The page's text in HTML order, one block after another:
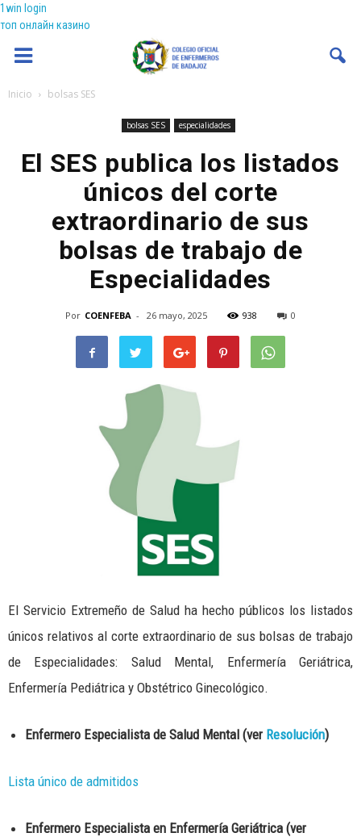
1win login
топ онлайн казино
Coenfeba
Inicio bolsas SES
bolsas SES especialidades
El SES publica los listados
únicos del corte
extraordinario de sus
bolsas de trabajo de
Especialidades
Por COENFEBA - 26 mayo, 2025 938 0
El Servicio Extremeño de Salud ha hecho públicos los listados
únicos relativos al corte extraordinario de sus bolsas de trabajo
de Especialidades: Salud Mental, Enfermería Geriátrica,
Enfermería Pediátrica y Obstétrico Ginecológico.
Enfermero Especialista de Salud Mental (ver Resolución)
Lista único de admitidos
Enfermero Especialista en Enfermería Geriátrica (ver